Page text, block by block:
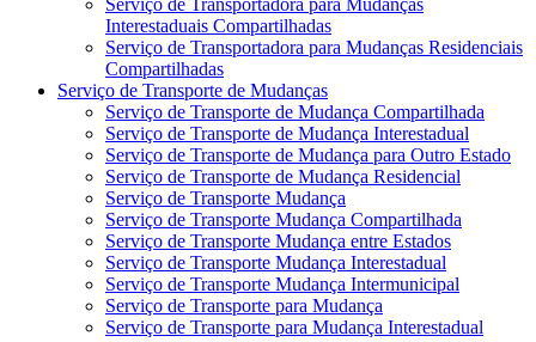
Serviço de Transportadora para Mudanças
Interestaduais Compartilhadas
Serviço de Transportadora para Mudanças Residenciais
Compartilhadas
Serviço de Transporte de Mudanças
Serviço de Transporte de Mudança Compartilhada
Serviço de Transporte de Mudança Interestadual
Serviço de Transporte de Mudança para Outro Estado
Serviço de Transporte de Mudança Residencial
Serviço de Transporte Mudança
Serviço de Transporte Mudança Compartilhada
Serviço de Transporte Mudança entre Estados
Serviço de Transporte Mudança Interestadual
Serviço de Transporte Mudança Intermunicipal
Serviço de Transporte para Mudança
Serviço de Transporte para Mudança Interestadual